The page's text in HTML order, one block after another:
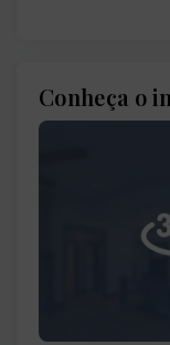
Conheça o